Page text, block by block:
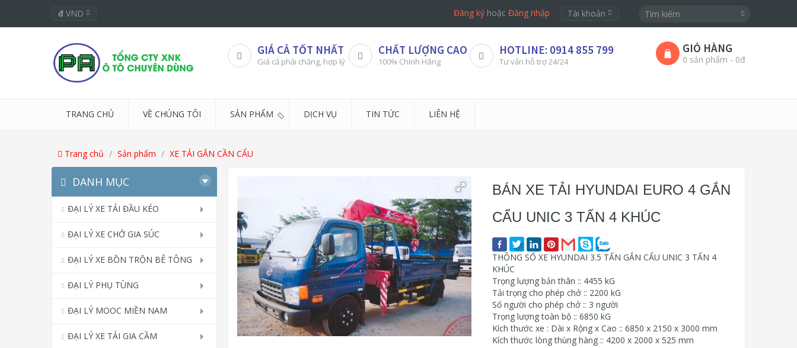
đ VND Đăng ký hoặcĐăng nhập Tài khoản
GIÁ CẢ TỐT NHẤT
Giá cả phải chăng, hợp lý
CHẤT LƯỢNG CAO
100% Chính Hãng
HOTLINE: 0914 855 799
Tư vấn hỗ trợ 24/24
GIỎ HÀNG
0 sản phẩm - 0đ
TRANG CHỦ VỀ CHÚNG TÔI SẢN PHẨM DỊCH VỤ TIN TỨC LIÊN HỆ
Trang chủ Sản phẩm XE TẢI GẮN CẦN CẨU
DANH MỤC
ĐẠI LÝ XE TẢI ĐẦU KÉO
ĐẠI LÝ XE CHỞ GIA SÚC
ĐẠI LÝ XE BỒN TRỘN BÊ TÔNG
ĐẠI LÝ PHỤ TÙNG
ĐẠI LÝ MOOC MIỀN NAM
ĐẠI LÝ XE TẢI GIA CẦM
BÁN XE TẢI HYUNDAI EURO 4 GẮN
CẨU UNIC 3 TẤN 4 KHÚC
THÔNG SỐ XE HYUNDAI 3.5 TẤN GẮN CẨU UNIC 3 TẤN 4
KHÚC
Trọng lượng bản thân :: 4455 kG
Tải trọng cho phép chở :: 2200 kG
Số người cho phép chở :: 3 người
Trọng lượng toàn bộ :: 6850 kG
Kích thước xe : Dài x Rộng x Cao :: 6850 x 2150 x 3000 mm
Kích thước lòng thùng hàng :: 4200 x 2000 x 525 mm